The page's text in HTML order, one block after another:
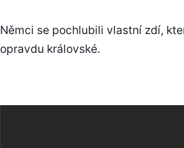
Němci se pochlubili vlastní zdí,
opravdu královské.